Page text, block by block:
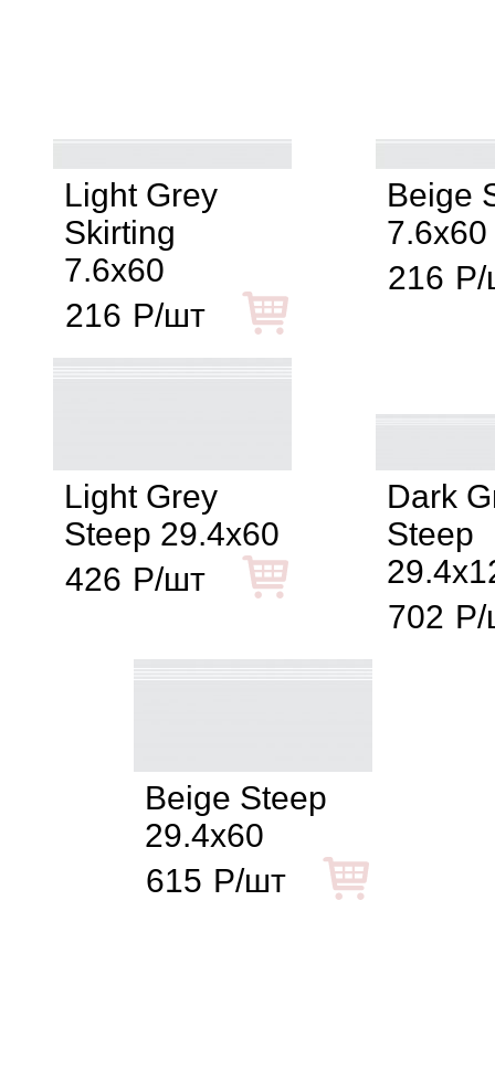
Light Grey
Skirting
7.6x60
216 Р/шт
Beige
7.6x60
216 Р/
Light Grey
Steep 29.4x60
426 Р/шт
Dark
Steep
702 Р/
Beige Steep
29.4x60
615 Р/шт